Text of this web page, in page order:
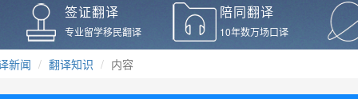
疫苗本翻译
新冠疫苗接种证明翻译
核酸检测报告翻译
签证翻译
专业留学移民翻译
陪同翻译
10年数万场口译
新闻 翻译知识 内容